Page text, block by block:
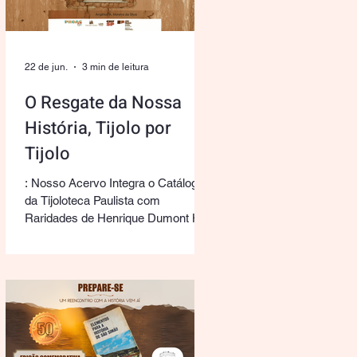
Memórias Simonenses". Produzido
com o valioso fomento da Lei Paulo
registro audio
O Resgate da Nossa
História, Tijolo por
Tijolo
: Nosso Acervo Integra o Catálogo
da Tijoloteca Paulista com
Raridades de Henrique Dumont Há
da Matta (Fundação Cultural
Simonense), cada um deles é uma
página manuscrita que reconta a
evolução urbana, a arquitetura e a
22 de jun. 3 min de leitura